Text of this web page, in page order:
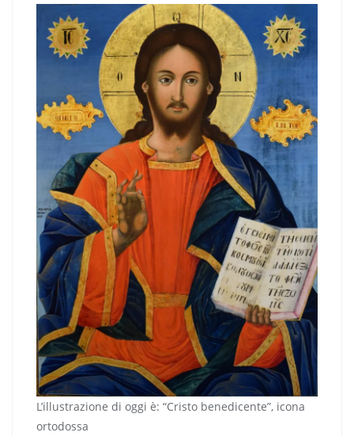
L’illustrazione di oggi è: “Cristo benedicente”, icona
ortodossa